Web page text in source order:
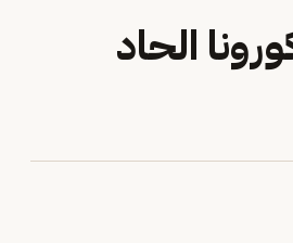
الحاد